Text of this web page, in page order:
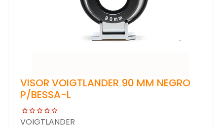
VISOR VOIGTLANDER 90 MM NEGRO
P/BESSA-L
VOIGTLANDER